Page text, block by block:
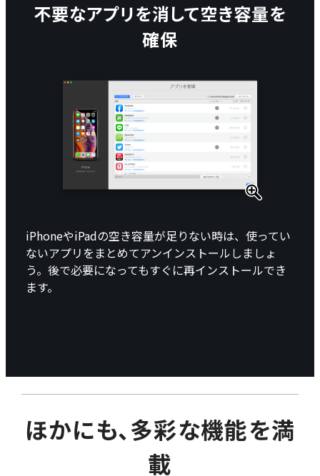
不要なアプリを消して空き容量を
確保
iPhoneやiPadの空き容量が足りない時は、使ってい
ないアプリをまとめてアンインストールしましょ
う。後で必要になってもすぐに再インストールでき
ます。
ほかにも、多彩な機能を満
載